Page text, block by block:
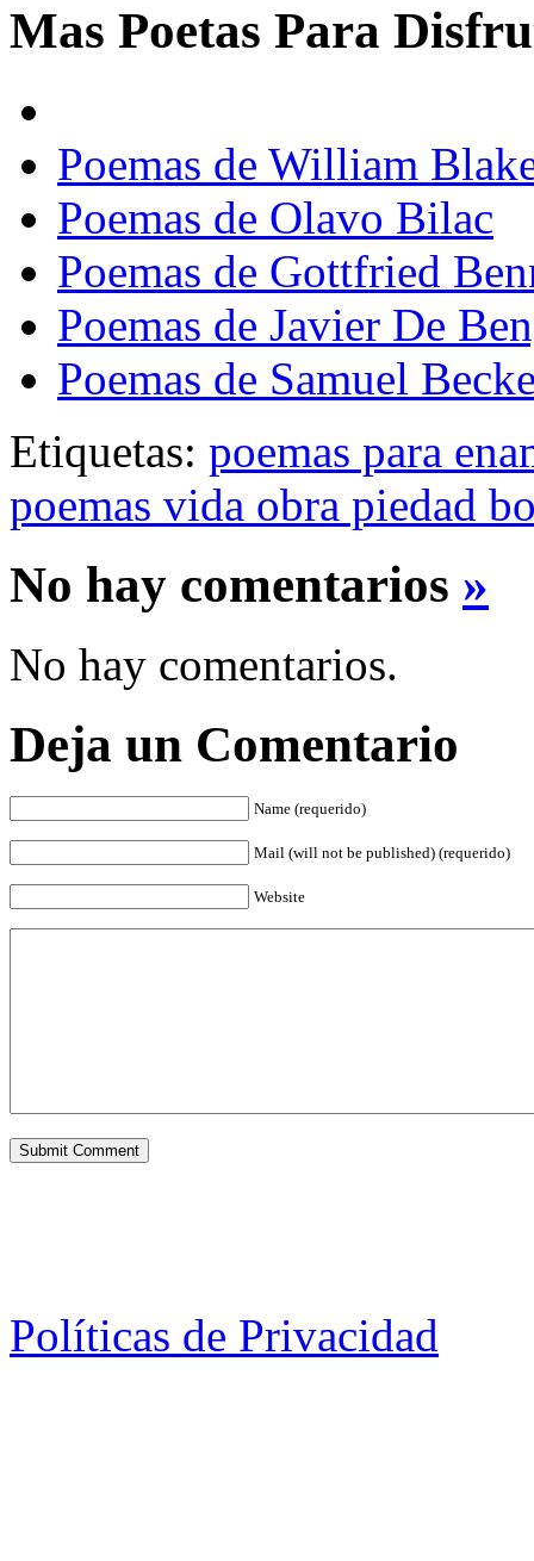
Mas Poetas Para
Poemas de William
Poemas de Olavo Bilac
Poemas de Gottfried
Poemas de Javier De
Poemas de Samuel
Etiquetas: poemas para
poemas vida obra piedad
No hay comentarios »
No hay comentarios.
Deja un Comentario
Name (requerido)
Mail (will not be published) (requerido)
Website
Políticas de Privacidad